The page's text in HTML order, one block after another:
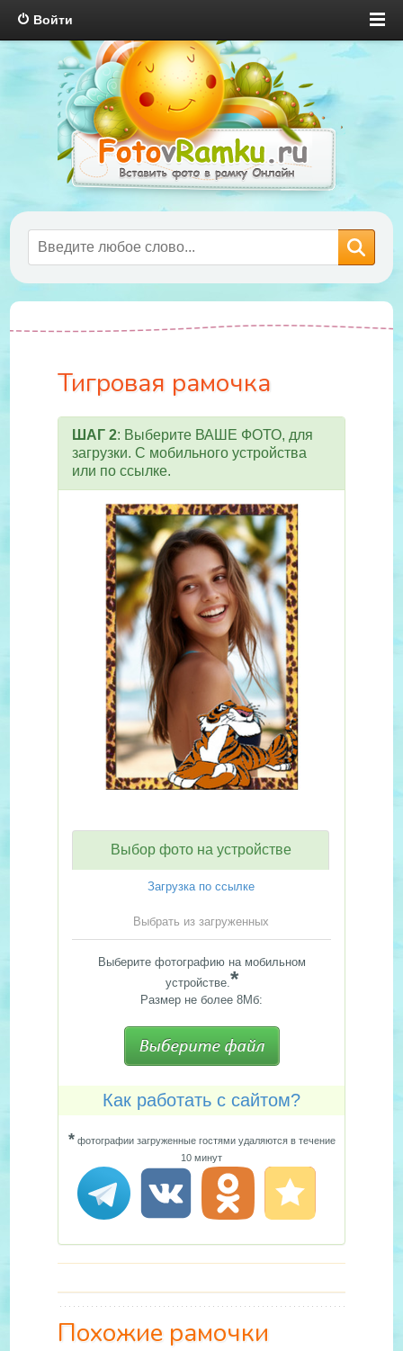
Войти
Тигровая рамочка
ШАГ 2: Выберите ВАШЕ ФОТО, для
загрузки. С мобильного устройства
или по ссылке.
Выбор фото на устройстве
Загрузка по ссылке
Выбрать из загруженных
Выберите фотографию на мобильном
устройстве.*
Размер не более 8Мб:
Как работать с сайтом?
*фотографии загруженные гостями удаляются в течение
10 минут
Похожие рамочки